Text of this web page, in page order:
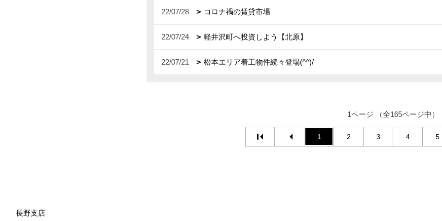
22/07/28 コロナ禍の賃貸市場
22/07/24 軽井沢町へ投資しよう【北原】
22/07/21 松本エリア着工物件続々登場(^^)/
1ページ （全165ページ中）
1 2 3 4 5
長野支店